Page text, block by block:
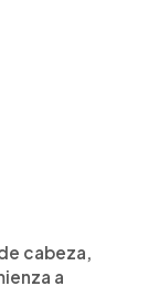
cabeza,
a